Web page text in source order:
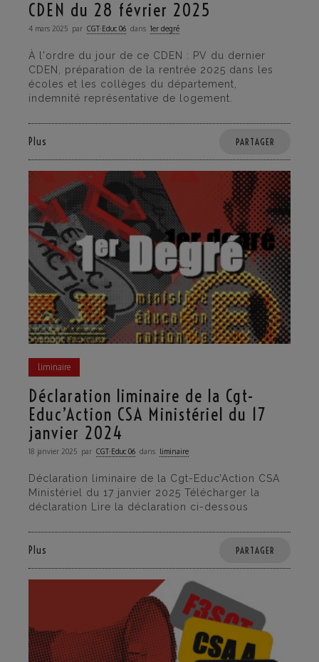
CDEN du 28 février 2025
4 mars 2025 par CGT·Educ 06 dans 1er degré
À l'ordre du jour de ce CDEN : PV du dernier
CDEN, préparation de la rentrée 2025 dans les
écoles et les collèges du département,
indemnité représentative de logement.
Plus PARTAGER
liminaire
Déclaration liminaire de la Cgt-
Educ’Action CSA Ministériel du 17
janvier 2024
18 janvier 2025 par CGT·Educ 06 dans liminaire
Déclaration liminaire de la Cgt-Educ’Action CSA
Ministériel du 17 janvier 2025 Télécharger la
déclaration Lire la déclaration ci-dessous
Plus PARTAGER